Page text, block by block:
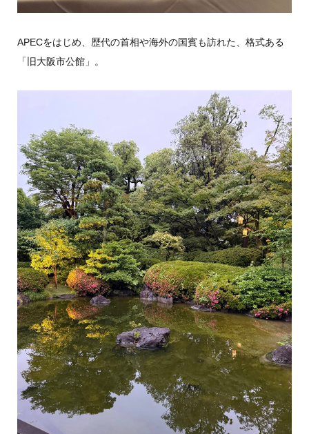
APECをはじめ、歴代の首相や海外の国賓も訪れた、格式ある
「旧大阪市公館」。